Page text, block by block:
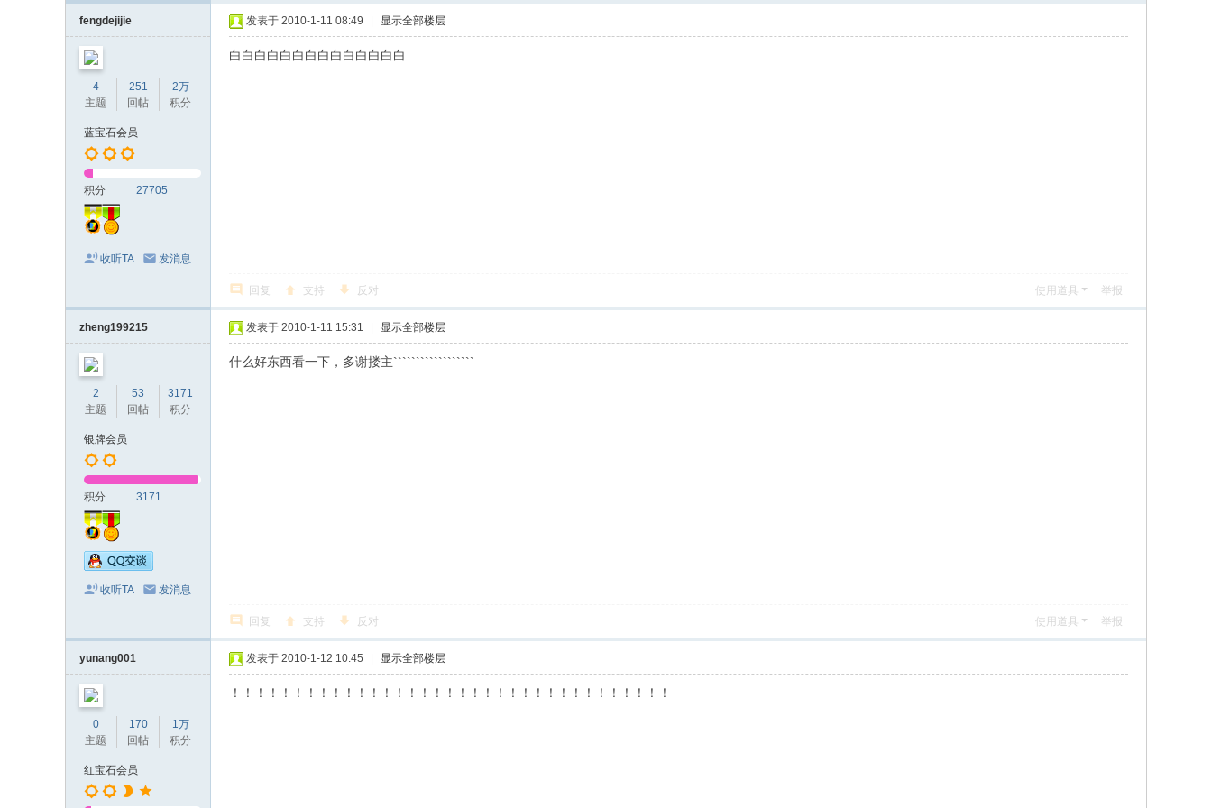
fengdejijie
4
主题
251
回帖
2万
积分
蓝宝石会员
积分 27705
收听TA 发消息
发表于 2010-1-11 08:49 显示全部楼层
白白白白白白白白白白白白白白
回复 支持 反对 使用道具 举报
zheng199215
2
主题
53
回帖
3171
积分
银牌会员
积分 3171
收听TA 发消息
发表于 2010-1-11 15:31 显示全部楼层
什么好东西看一下，多谢搂主``````````````````
回复 支持 反对 使用道具 举报
yunang001
0
主题
170
回帖
1万
积分
红宝石会员
发表于 2010-1-12 10:45 显示全部楼层
！！！！！！！！！！！！！！！！！！！！！！！！！！！！！！！！！！！